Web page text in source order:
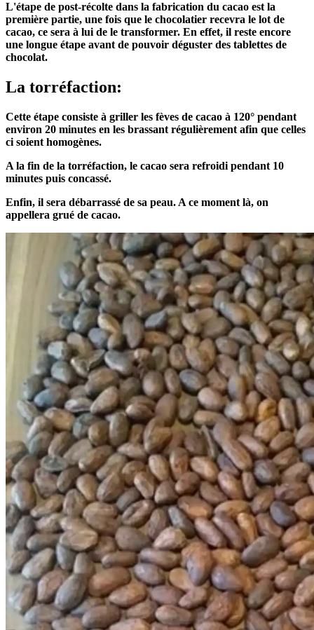
L'étape de post-récolte dans la fabrication du cacao est la
première partie, une fois que le chocolatier recevra le lot de
cacao, ce sera à lui de le transformer. En effet, il reste encore
une longue étape avant de pouvoir déguster des tablettes de
chocolat.
La torréfaction:
Cette étape consiste à griller les fèves de cacao à 120° pendant
environ 20 minutes en les brassant régulièrement afin que celles
ci soient homogènes.
A la fin de la torréfaction, le cacao sera refroidi pendant 10
minutes puis concassé.
Enfin, il sera débarrassé de sa peau. A ce moment là, on
appellera grué de cacao.